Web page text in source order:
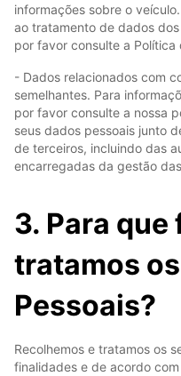
informações sobre o
ao tratamento de dados
por favor consulte a
- Dados relacionados com
semelhantes. Para
por favor consulte a nossa
seus dados pessoais junto
de terceiros, incluindo das
encarregadas da gestão
3. Para
tratamos
Pessoais?
Recolhemos e tratamos os
finalidades e de acordo